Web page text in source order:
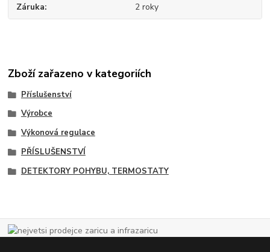
Záruka 2 roky
Zboží zařazeno v kategoriích
Příslušenství
Výrobce
Výkonová regulace
PŘÍSLUŠENSTVÍ
DETEKTORY POHYBU, TERMOSTATY